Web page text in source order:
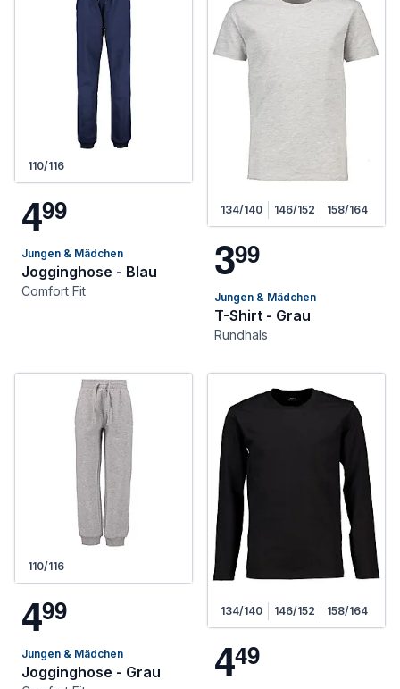
110/116
499
Jungen & Mädchen
Jogginghose - Blau
Comfort Fit
134/140 146/152 158/164
399
Jungen & Mädchen
T-Shirt - Grau
Rundhals
110/116
499
Jungen & Mädchen
Jogginghose - Grau
134/140 146/152 158/164
449